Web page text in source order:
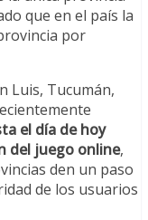
que en el país la
por
Luis, Tucumán,
el día de hoy
del juego online,
den un paso
de los usuarios